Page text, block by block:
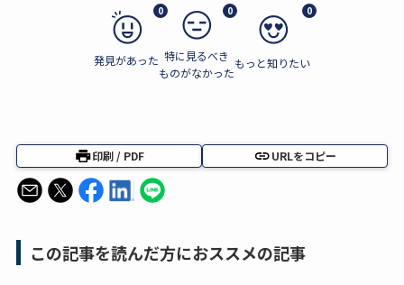
0
発見があった
0
特に見るべき
ものがなかった
0
もっと知りたい
印刷 / PDF URLをコピー
この記事を読んだ方におススメの記事